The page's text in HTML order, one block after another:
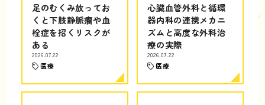
足のむくみ放ってお
くと下肢静脈瘤や血
栓症を招くリスクが
ある
2026.07.22
医療
心臓血管外科と循環
器内科の連携メカニ
ズムと高度な外科治
療の実際
2026.07.22
医療